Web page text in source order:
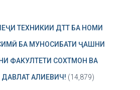
ТЕХНИКИИ ДТТ БА НОМИ
БА МУНОСИБАТИ ҶАШНИ
ФАКУЛТЕТИ СОХТМОН ВА
АЛИЕВИЧ! (14,879)